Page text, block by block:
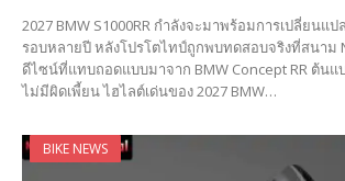
2027 BMW S1000RR กำลังจะมาพร้อมการเปลี่ยนแ
รอบหลายปี หลังโปรโตไทป์ถูกพบทดสอบจริงที่สนาม
ดีไซน์ที่แทบถอดแบบมาจาก BMW Concept RR ต้นแ
ไม่มีผิดเพี้ยน ไฮไลต์เด่นของ 2027 BMW…
BIKE NEWS